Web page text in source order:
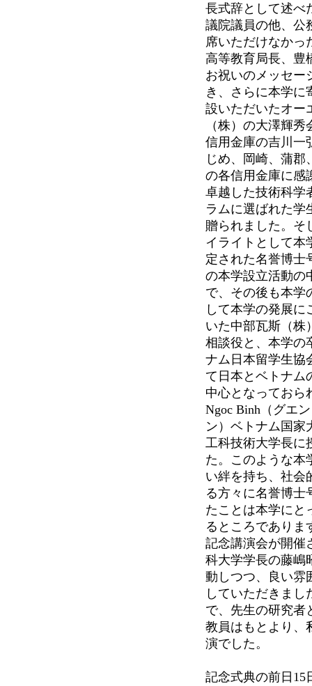
長式辞として述べ
議院議員の他、公
席いただけなかっ
高等教育局長、豊
お祝いのメッセー
き、さらに本学に
設いただいたオー
（株）の大澤輝
信用金庫の吉川一
じめ、岡崎、蒲郡
の各信用金庫に感
卓越した技術科学
ラムに選ばれた学
贈られました。そ
イライトとして本
定された名誉博士
の本学設立活動の
で、その後も本学
して本学の発展に
いた中部瓦斯（株
相談役と、本学の
ナム日本留学生協
て日本とベトナム
中心となっておら
Ngoc Binh（グエ
ン）ベトナム国家
工科技術大学長に
た。このような本
い絆を持ち、社会
る方々に名誉博士
たことは本学にと
るところでありま
記念講演会が開催
科大学学長の藤嶋
動しつつ、良い雰
していただきま
で、先生の研究者
教員はもとより、
演でした。
記念式典の前日15